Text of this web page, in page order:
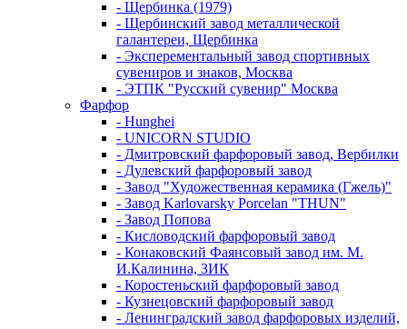
- Щербинка (1979)
- Щербинский завод металлической
галантереи, Щербинка
- Эксперементальный завод спортивных
сувениров и знаков, Москва
- ЭТПК "Русский сувенир" Москва
Фарфор
- Hunghei
- UNICORN STUDIO
- Дмитровский фарфоровый завод, Вербилки
- Дулевский фарфоровый завод
- Завод "Художественная керамика (Гжель)"
- Завод Karlovarsky Porcelan "THUN"
- Завод Попова
- Кисловодский фарфоровый завод
- Конаковский Фаянсовый завод им. М.
И.Калинина, ЗИК
- Коростеньский фарфоровый завод
- Кузнецовский фарфоровый завод
- Ленинградский завод фарфоровых изделий,